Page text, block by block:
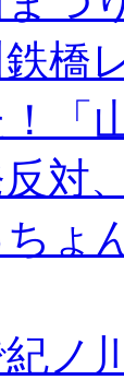
橋
！「
反対
ちょ
ノ